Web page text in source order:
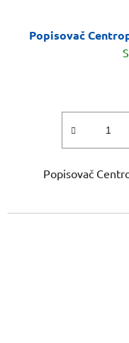
Popisovač
Popisovač